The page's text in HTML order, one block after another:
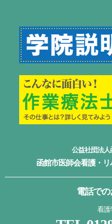
公益社団法
函館市医師会看護・
電話で
看護